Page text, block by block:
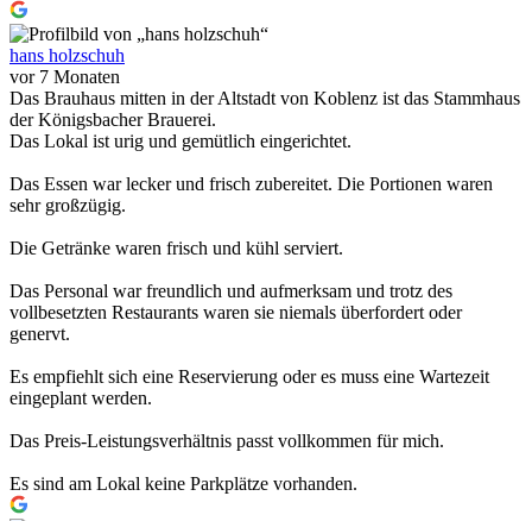
hans holzschuh
vor 7 Monaten
Das Brauhaus mitten in der Altstadt von Koblenz ist das Stammhaus
der Königsbacher Brauerei.
Das Lokal ist urig und gemütlich eingerichtet.
Das Essen war lecker und frisch zubereitet. Die Portionen waren
sehr großzügig.
Die Getränke waren frisch und kühl serviert.
Das Personal war freundlich und aufmerksam und trotz des
vollbesetzten Restaurants waren sie niemals überfordert oder
genervt.
Es empfiehlt sich eine Reservierung oder es muss eine Wartezeit
eingeplant werden.
Das Preis-Leistungsverhältnis passt vollkommen für mich.
Es sind am Lokal keine Parkplätze vorhanden.